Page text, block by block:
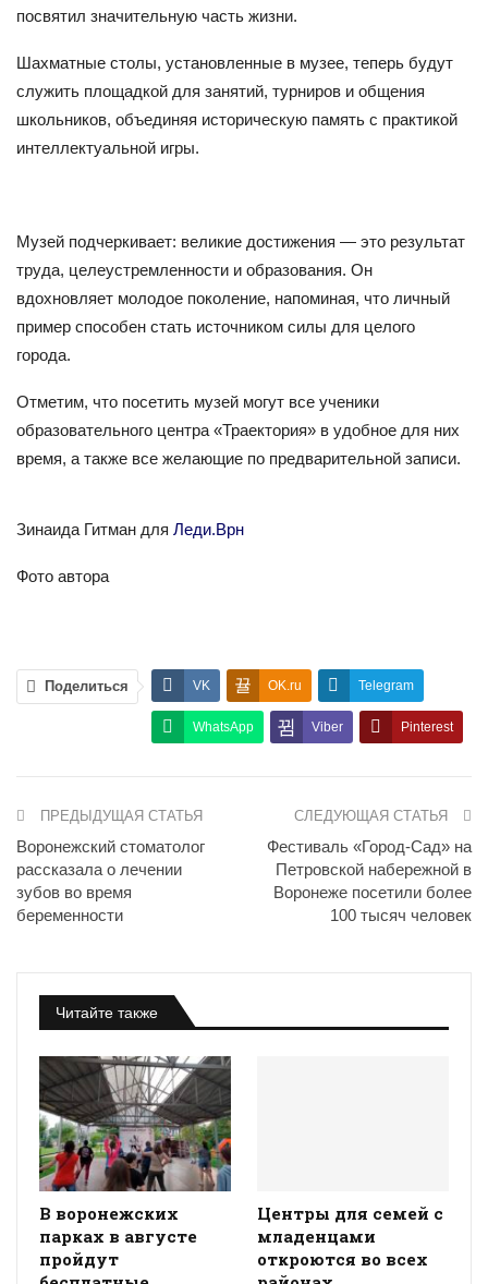
посвятил значительную часть жизни.
Шахматные столы, установленные в музее, теперь будут
служить площадкой для занятий, турниров и общения
школьников, объединяя историческую память с практикой
интеллектуальной игры.
Музей подчеркивает: великие достижения — это результат
труда, целеустремленности и образования. Он
вдохновляет молодое поколение, напоминая, что личный
пример способен стать источником силы для целого
города.
Отметим, что посетить музей могут все ученики
образовательного центра «Траектория» в удобное для них
время, а также все желающие по предварительной записи.
Зинаида Гитман для Леди.Врн
Фото автора
Поделиться VK OK.ru Telegram
WhatsApp Viber Pinterest
ПРЕДЫДУЩАЯ СТАТЬЯ
Воронежский стоматолог
рассказала о лечении
зубов во время
беременности
СЛЕДУЮЩАЯ СТАТЬЯ
Фестиваль «Город-Сад» на
Петровской набережной в
Воронеже посетили более
100 тысяч человек
Читайте также
В воронежских
парках в августе
пройдут
Центры для семей с
младенцами
откроются во всех